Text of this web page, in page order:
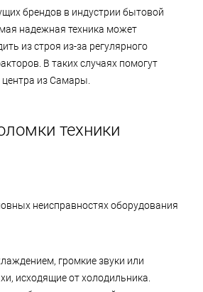
качество.
технического типа.
работающей некорректно,
появления аварийной
поломок или привести к
брендов в индустрии бытовой
надежная техника может
из строя из-за регулярного
В таких случаях помогут
центра из Самары.
техники
неисправностях оборудования
громкие звуки или
исходящие от холодильника.